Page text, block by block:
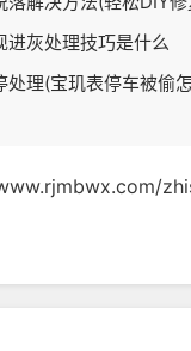
进灰处理技巧是什么
处理(宝玑表停车被偷